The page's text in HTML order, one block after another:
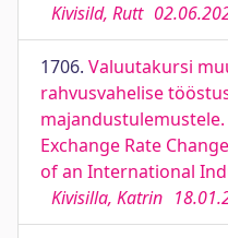
Kivisild, Rutt
1706. Valuutakursi
rahvusvahelise
Exchange Rate
of an International
Kivisilla, Katrin